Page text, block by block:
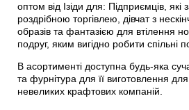
оптом від Ізіди для: Підприємців, які
роздрібною торгівлею, дівчат з
образів та фантазією для втілення
подруг, яким вигідно робити спільні
В асортименті доступна будь-яка
та фурнітура для її виготовлення для
невеликих крафтових компаній.